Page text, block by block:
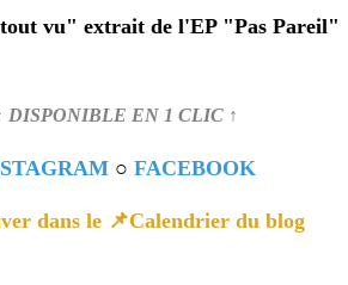
vu" extrait de l'EP "Pas Pareil"
DISPONIBLE EN 1 CLIC ↑
○ FACEBOOK
dans le 📌Calendrier du blog